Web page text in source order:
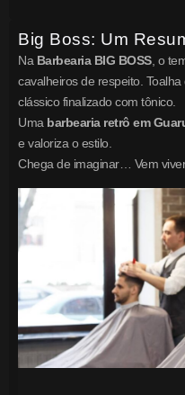
Big Boss: Um
Na Barbearia BIG BOSS, o
cavalheiros de respeito.
clássico finalizado com tônico.
Uma barbearia retrô em
e valoriza o estilo.
Chega de imaginar… Vem